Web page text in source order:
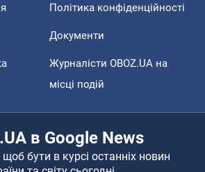
Політика конфіденційності
Документи
Журналісти OBOZ.UA на
місці подій
в Google News
щоб бути в курсі останніх новин